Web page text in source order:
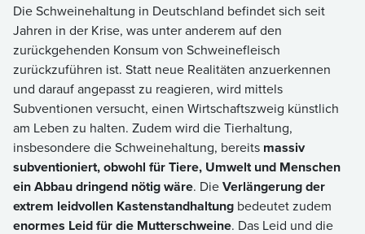
Die Schweinehaltung in Deutschland befindet sich seit
Jahren in der Krise, was unter anderem auf den
zurückgehenden Konsum von Schweinefleisch
zurückzuführen ist. Statt neue Realitäten anzuerkennen
und darauf angepasst zu reagieren, wird mittels
Subventionen versucht, einen Wirtschaftszweig künstlich
am Leben zu halten. Zudem wird die Tierhaltung,
insbesondere die Schweinehaltung, bereits massiv
subventioniert, obwohl für Tiere, Umwelt und Menschen
ein Abbau dringend nötig wäre. DieVerlängerung der
extrem leidvollen Kastenstandhaltung bedeutet zudem
enormes Leid für die Mutterschweine. Das Leid und die